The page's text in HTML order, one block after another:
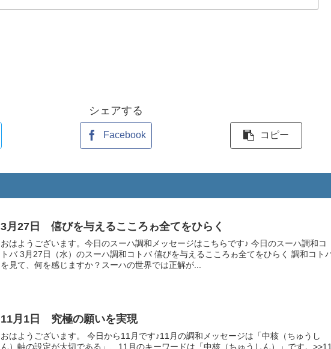
シェアする
Facebook コピー
3月27日 僖びを与えるこころゎ全てをひらく
おはようございます。今日のスーハ調和メッセージはこちらです♪ 今日のスーハ調和コ
トバ 3月27日（水）のスーハ調和コトバ 僖びを与えるこころゎ全てをひらく 調和コトバ
を見て、何を感じますか？スーハの世界では正解が...
11月1日 究極の願いを実現
おはようございます。 今日から11月です♪11月の調和メッセージは「中核（ちゅうし
ん）軸の設定が大切である」、11月のキーワードは「中核（ちゅうしん）」です。>>11